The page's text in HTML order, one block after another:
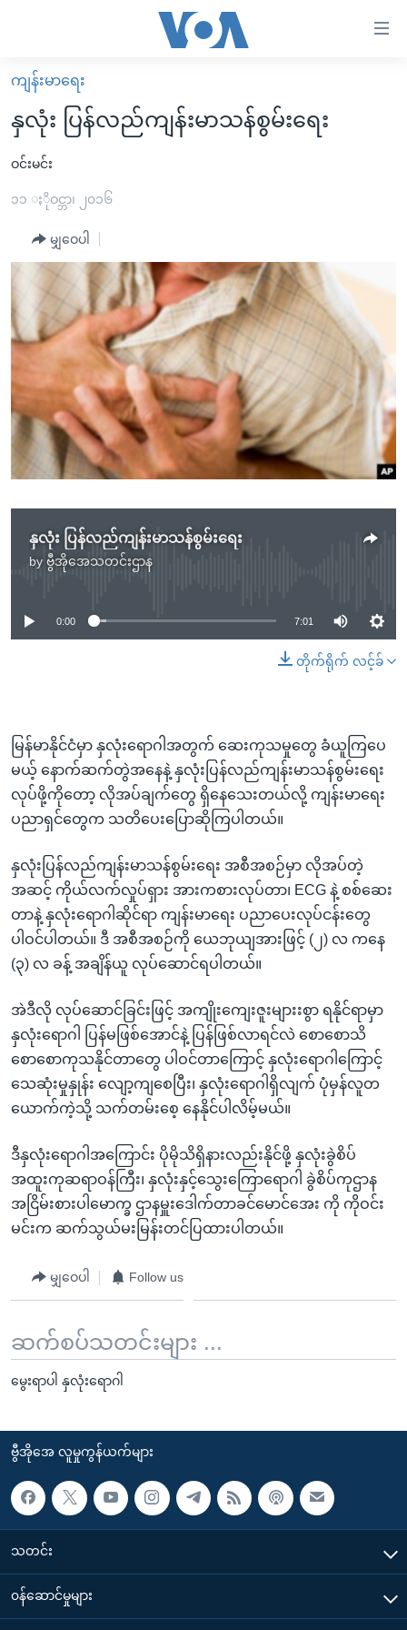
လွယ်ကူ
စေ
များ
အကြောင်းအရာ
သို့
ကျော်
ကြည့်
ရန်
ပင်မ
အ
ညွန်း
စာမျက်နှာ
ကျော်
ကြည့်
မူလစာမျက်နှာ
မြန်မာ
ကမ္ဘာ့သတင်းများ
နိုင်ငံတကာ
တရုတ်
အစ္စရေး-ပါလက်စတိုင်း
ဗွီဒီယို
ရပ်ဝန်းတခု လမ်းတခု အလွန်
အင်္ဂလိပ်စာလေ့လာမယ်
အမေရိကန်သုံးအီဒီယံ
မကြေးမုံရဲ့ အင်္ဂလိပ်စာ
ရုပ်ရှင်ထဲက အင်္ဂလိပ်စာ
သုတပဒေသာ အင်္ဂလိပ်စာ
အပတ်စဉ်ကဏ္ဍများ
ရေဒီယို
တီဗွီ
ရေဒီယိုနှင့်ရုပ်သံ အချက်အလက်များ
ရေဒီယို/တီဗွီအစီအစဉ်
Learning English
ဘာသာစကားများ
ကျန်းမာရေး
နှလုံး ပြန်လည်ကျန်းမာသန်စွမ်းရေး
ဝင်းမင်း
၁၁ ႏိုဝင္ဘာ၊ ၂၀၁၆
မျှဝေပါ
နှလုံး ပြန်လည်ကျန်းမာသန်စွမ်းရေး
by ဗွီအိုအေသတင်းဌာန
No media source currently available
0:00 7:01
တိုက်ရိုက် လင့်ခ်
မြန်မာနိုင်ငံမှာ နှလုံးရောဂါအတွက် ဆေးကုသမှုတွေ ခံယူကြပေ
မယ့် နောက်ဆက်တွဲအနေနဲ့ နှလုံးပြန်လည်ကျန်းမာသန်စွမ်းရေး
လုပ်ဖို့ကိုတော့ လိုအပ်ချက်တွေ ရှိနေသေးတယ်လို့ ကျန်းမာရေး
ပညာရှင်တွေက သတိပေးပြောဆိုကြပါတယ်။
နှလုံးပြန်လည်ကျန်းမာသန်စွမ်းရေး အစီအစဉ်မှာ လိုအပ်တဲ့
အဆင့် ကိုယ်လက်လှုပ်ရှား အားကစားလုပ်တာ၊ ECG နဲ့ စစ်ဆေး
တာနဲ့ နှလုံးရောဂါဆိုင်ရာ ကျန်းမာရေး ပညာပေးလုပ်ငန်းတွေ
ပါဝင်ပါတယ်။ ဒီ အစီအစဉ်ကို ယေဘုယျအားဖြင့် (၂) လ ကနေ
(၃) လ ခန့် အချိန်ယူ လုပ်ဆောင်ရပါတယ်။
အဲဒီလို လုပ်ဆောင်ခြင်းဖြင့် အကျိုးကျေးဇူးများးစွာ ရနိုင်ရာမှာ
နှလုံးရောဂါ ပြန်မဖြစ်အောင်နဲ့ ပြန်ဖြစ်လာရင်လဲ စောစောသိ
စောစောကုသနိုင်တာတွေ ပါဝင်တာကြောင့် နှလုံးရောဂါကြောင့်
သေဆုံးမှုနှုန်း လျော့ကျစေပြီး၊ နှလုံးရောဂါရှိလျက် ပုံမှန်လူတ
ယောက်ကဲ့သို့ သက်တမ်းစေ့ နေနိုင်ပါလိမ့်မယ်။
ဒီနှလုံးရောဂါအကြောင်း ပိုမိုသိရှိနားလည်းနိုင်ဖို့ နှလုံးခွဲစိပ်
အထူးကုဆရာဝန်ကြီး၊ နှလုံးနှင့်သွေးကြောရောဂါ ခွဲစိပ်ကုဌာန
အငြိမ်းစားပါမောက္ခ ဌာနမှူးဒေါက်တာခင်မောင်အေး ကို ကိုဝင်း
မင်းက ဆက်သွယ်မးမြန်းတင်ပြထားပါတယ်။
မျှဝေပါ Follow us
ဆက်စပ်သတင်းများ ...
မွေးရာပါ နှလုံးရောဂါ
ဗွီအိုအေ လူမှုကွန်ယက်များ
သတင်း
၀န်ဆောင်မှုများ